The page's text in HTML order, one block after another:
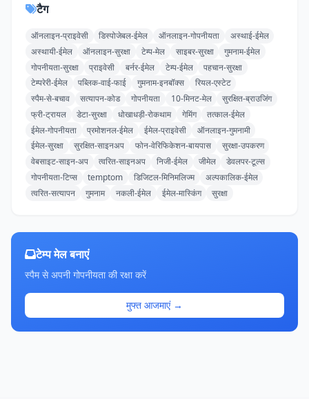
टैग
ऑनलाइन-प्राइवेसी डिस्पोजेबल-ईमेल ऑनलाइन-गोपनीयता
अस्थाई-ईमेल
अस्थायी-ईमेल
ऑनलाइन-सुरक्षा टेम्प-मेल साइबर-सुरक्षा
गुमनाम-ईमेल
गोपनीयता-सुरक्षा
प्राइवेसी बर्नर-ईमेल टेम्प-ईमेल
पहचान-सुरक्षा
टेम्परेरी-ईमेल
पब्लिक-वाई-फाई गुमनाम-इनबॉक्स
रियल-एस्टेट
स्पैम-से-बचाव
सत्यापन-कोड गोपनीयता 10-मिनट-मेल
सुरक्षित-ब्राउजिंग
फ्री-ट्रायल
डेटा-सुरक्षा धोखाधड़ी-रोकथाम गेमिंग
तत्काल-ईमेल
ईमेल-गोपनीयता
प्रमोशनल-ईमेल ईमेल-प्राइवेसी
ऑनलाइन-गुमनामी
ईमेल-सुरक्षा
सुरक्षित-साइनअप फोन-वेरिफिकेशन-बायपास
सुरक्षा-उपकरण
वेबसाइट-साइन-अप
त्वरित-साइनअप निजी-ईमेल जीमेल
डेवलपर-टूल्स
गोपनीयता-टिप्स
temptom डिजिटल-मिनिमलिज्म
अल्पकालिक-ईमेल
त्वरित-सत्यापन
गुमनाम नकली-ईमेल ईमेल-मास्किंग सुरक्षा
टेम्प मेल बनाएं
स्पैम से अपनी गोपनीयता की रक्षा करें
मुफ्त आजमाएं →